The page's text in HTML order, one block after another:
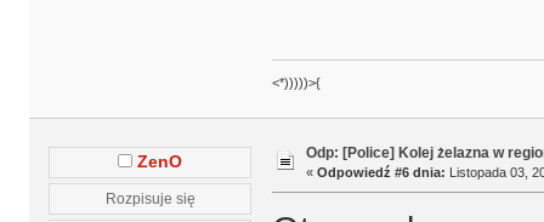
<*)))))>{
ZenO
Rozpisuje się
Odp: [Police] Kolej żelazna w
« Odpowiedź #6 dnia: Listopada 03,